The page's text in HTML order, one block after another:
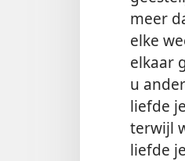
meer
elke
elkaar
u
liefde
terwijl
liefde